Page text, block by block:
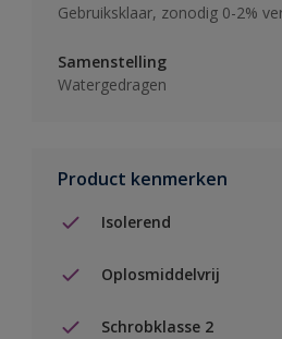
Gebruiksklaar, zonodig 0-2%
Samenstelling
Watergedragen
Product kenmerken
Isolerend
Oplosmiddelvrij
Schrobklasse 2